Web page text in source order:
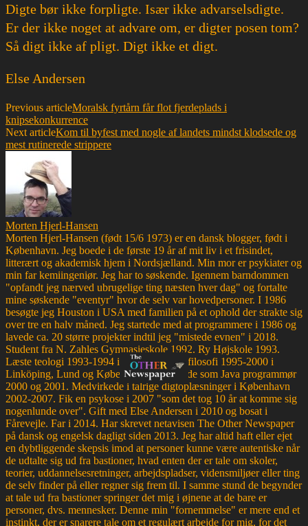
Digte bør ikke forpligte. Især ikke advarselsdigte.
Er der ikke noget at advare om, er digter posen tom?
Så digt ikke af pligt. Digt ikke et digt.
Else Andersen
Previous articleMoralsk fyrtårn får flot fjerdeplads i
knipsekonkurrence
Next articleKom til byfest med nogle af landets mindst klodsede og
mest rutinerede strippere
Morten Hjerl-Hansen
Morten Hjerl-Hansen (født 15/6 1973) er en dansk blogger, født i
København. Jeg boede i de første 19 år af mit liv i et frisindet,
litterært og akademisk hjem i Nordsjælland. Min mor er psykiater og
min far kemiingeniør. Jeg har to søskende. Igennem barndommen
"opfandt jeg nærved ubrugelige ting næsten hver dag" og fortalte
mine søskende "eventyr" hvor de selv var hovedpersoner. I 1986
besøgte jeg Houston i USA med familien på et ophold der strakte sig
over tre en halv måned. Jeg startede med at programmere i 1986 og
lavede ca. 20 større projekter indtil jeg "mistede evnen" i 2018.
Student fra N. Zahles Gymnasieskole 1992. Ry Højskole 1993.
Læste teologi 1993-1994 i Aarhus. Læste filosofi 1995-2000 i
Linköping, Lund og København. Arbejdede som Java programmør
2000 og 2001. Medvirkede i talrige digtoplæsninger i København
2002-2007. Fik en psykose i 2007 "som det tog 10 år at komme sig
nogenlunde over". Gift med Else Andersen i 2010 og bosat i
Fårevejle. Far i 2014. Har skrevet netavisen The Other Newspaper
på dansk og engelsk dagligt siden 2013. Jeg har altid haft eller ejet
en dybtliggende skepsis imod at personer kunne være autentiske når
de udtalte sig ud fra bastioner, hvad enten der er tale om skoler,
teorier, uddannelsesretninger, arbejdspladser, vidensmiljøer eller ting
de selv finder på eller regner sig frem til. I samme stund de begynder
at tale ud fra bastioner springer det mig i øjnene at de bare er
personer, dvs. mennesker. Denne min "fornemmelse" er mere end et
instinkt, der er snarere tale om et regulært arbejde for mig, for det